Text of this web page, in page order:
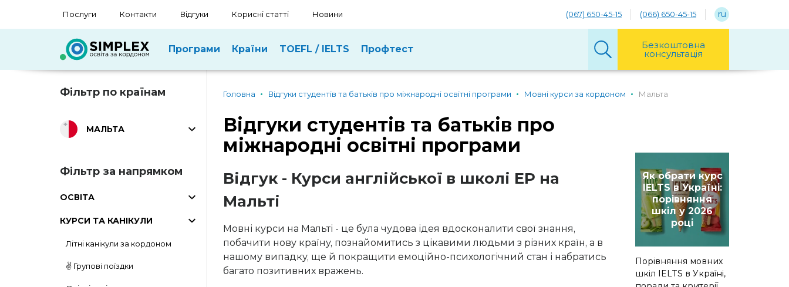
Послуги Контакти Відгуки Корисні статті Новини (067) 650-45-15 (066) 650-45-15 ru
Програми Країни TOEFL / IELTS Профтест Безкоштовна
консультація
Фільтр по країнам
МАЛЬТА
Фільтр за напрямком
ОСВІТА
КУРСИ ТА КАНІКУЛИ
Літні канікули за кордоном
✌️ Групові поїздки
Головна Відгуки студентів та батьків про міжнародні освітні програми Мовні курси за кордоном Мальта
Відгуки студентів та батьків про
міжнародні освітні програми
Відгук - Курси англійської в школі EP на
Мальті
Мовні курси на Мальті - це була чудова ідея вдосконалити свої знання,
побачити нову країну, познайомитись з цікавими людьми з різних країн, а в
нашому випадку, ще й покращити емоційно-психологічний стан і набратись
багато позитивних вражень.
Як обрати курс
IELTS в Україні:
порівняння
шкіл у 2026
році
Порівняння мовних
шкіл IELTS в Україні,